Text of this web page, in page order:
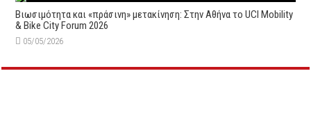
Βιωσιμότητα και «πράσινη» μετακίνηση: Στην Αθήνα το UCI Mobility
& Bike City Forum 2026
05/05/2026